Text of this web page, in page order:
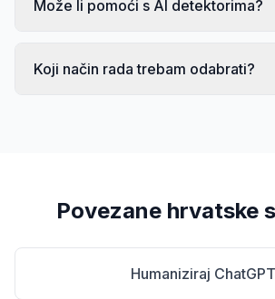
Može li pomoći s AI detektorima?
Koji način rada trebam odabrati?
Povezane hrvatske
Humaniziraj ChatGPT